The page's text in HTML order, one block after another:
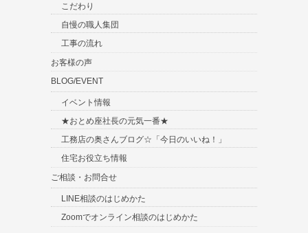
こだわり
自慢の職人集団
工事の流れ
お客様の声
BLOG/EVENT
イベント情報
★おとめ座社長の元気一番★
工務店の奥さんブログ☆「今日のいいね！」
住宅お役立ち情報
ご相談・お問合せ
LINE相談のはじめかた
Zoomでオンライン相談のはじめかた